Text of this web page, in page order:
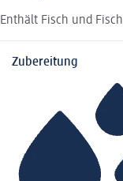
Enthält Fisch und
Zubereitung